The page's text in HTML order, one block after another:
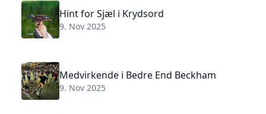
Hint for Sjæl i Krydsord
9. Nov 2025
Medvirkende i Bedre End Beckham
9. Nov 2025